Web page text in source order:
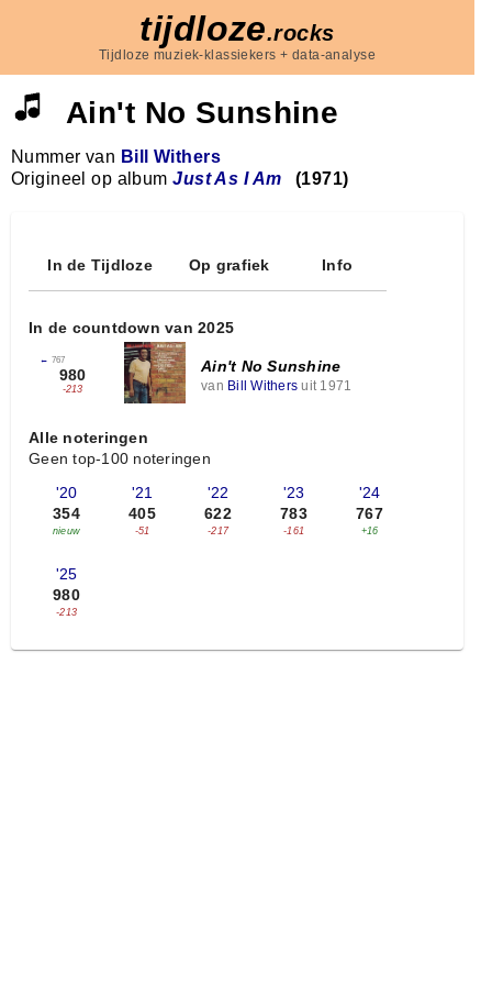
tijdloze.rocks
Tijdloze muziek-klassiekers + data-analyse
Ain't No Sunshine
Nummer van Bill Withers
Origineel op albumJust As I Am (1971)
In de Tijdloze Op grafiek Info
In de countdown van 2025
← 767
980
-213
Ain't No Sunshine
van Bill Withers uit 1971
Alle noteringen
Geen top-100 noteringen
'20
354
nieuw
'21
405
-51
'22
622
-217
'23
783
-161
'24
767
+16
'25
980
-213